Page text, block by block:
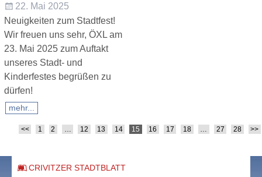
22. Mai 2025
Neuigkeiten zum Stadtfest!
Wir freuen uns sehr, ÖXL am
23. Mai 2025 zum Auftakt
unseres Stadt- und
Kinderfestes begrüßen zu
dürfen!
mehr...
<< 1 2 12 13 14 15 16 17 18 27 28 >>
CRIVITZER STADTBLATT